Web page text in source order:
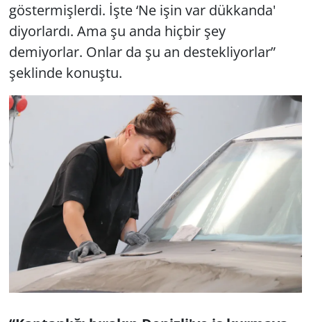
göstermişlerdi. İşte ‘Ne işin var dükkanda'
diyorlardı. Ama şu anda hiçbir şey
demiyorlar. Onlar da şu an destekliyorlar”
şeklinde konuştu.